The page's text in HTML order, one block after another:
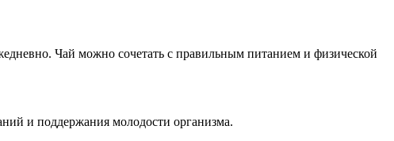
Чай можно сочетать с правильным питанием и физической
и поддержания молодости организма.